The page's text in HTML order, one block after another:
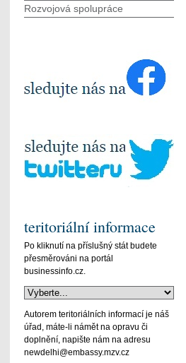
Rozvojová spolupráce
teritoriální informace
Po kliknutí na příslušný stát budete
přesměrováni na portál
businessinfo.cz.
Autorem teritoriálních informací je náš
úřad, máte-li námět na opravu či
doplnění, napište nám na adresu
newdelhi@embassy.mzv.cz